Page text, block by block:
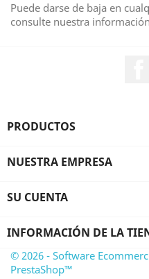
Puede darse de baja en
consulte nuestra
PRODUCTOS
NUESTRA EMPRESA
SU CUENTA
INFORMACIÓN DE LA
© 2026 - Software
PrestaShop™